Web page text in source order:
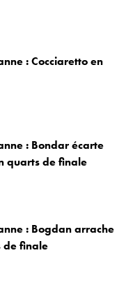
: Cocciaretto en
: Bondar écarte
quarts de finale
: Bogdan arrache
de finale